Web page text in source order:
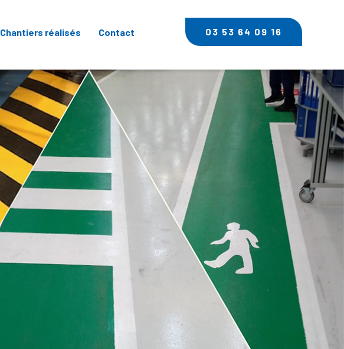
Chantiers réalisés Contact 03 53 64 09 16